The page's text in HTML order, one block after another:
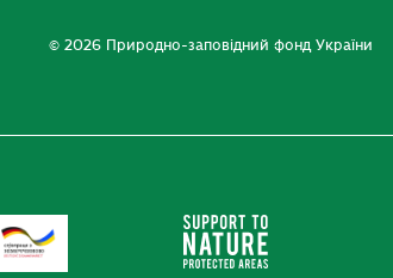
© 2026 Природно-заповідний фонд України